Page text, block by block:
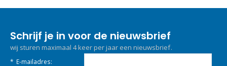
wij sturen maximaal 4 keer per jaar een nieuwsbrief.
*E-mailadres: